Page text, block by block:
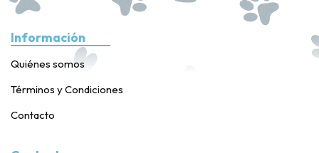
Información
Quiénes somos
Términos y Condiciones
Contacto